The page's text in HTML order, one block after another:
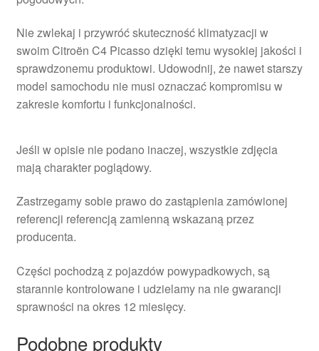
Nie zwlekaj i przywróć skuteczność klimatyzacji w
swoim Citroën C4 Picasso dzięki temu wysokiej jakości i
sprawdzonemu produktowi. Udowodnij, że nawet starszy
model samochodu nie musi oznaczać kompromisu w
zakresie komfortu i funkcjonalności.
Jeśli w opisie nie podano inaczej, wszystkie zdjęcia
mają charakter poglądowy.
Zastrzegamy sobie prawo do zastąpienia zamówionej
referencji referencją zamienną wskazaną przez
producenta.
Części pochodzą z pojazdów powypadkowych, są
starannie kontrolowane i udzielamy na nie gwarancji
sprawności na okres 12 miesięcy.
Podobne produkty